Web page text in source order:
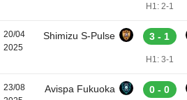
H1: 2-1
20/04
2025
Shimizu S-Pulse 3 - 1
H1: 3-1
23/08
Avispa Fukuoka 0 - 0